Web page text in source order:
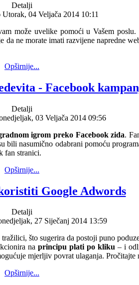
Detalji
04 Veljača 2014 10:11
može uvelike pomoći u Vašem
ne morate imati razvijene napredne
Opširnije...
- Facebook
Detalji
03 Veljača 2014 09:56
igrom preko Facebook zida.
bili nasumično odabrani pomoću
fan stranici.
Opširnije...
Google Adwords
Detalji
27 Siječanj 2014 13:59
što sugerira da postoji puno
na principu plati po kliku – i
mjerljiv povrat ulaganja. Pročitajte
Opširnije...